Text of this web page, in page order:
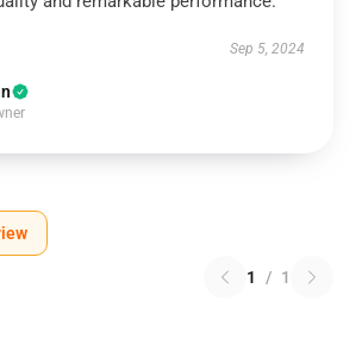
Sep 5, 2024
1 / 1